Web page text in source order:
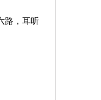
路，耳听